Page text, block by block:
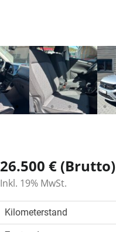
26.500 € (Brutto)
Inkl. 19% MwSt.
Kilometerstand